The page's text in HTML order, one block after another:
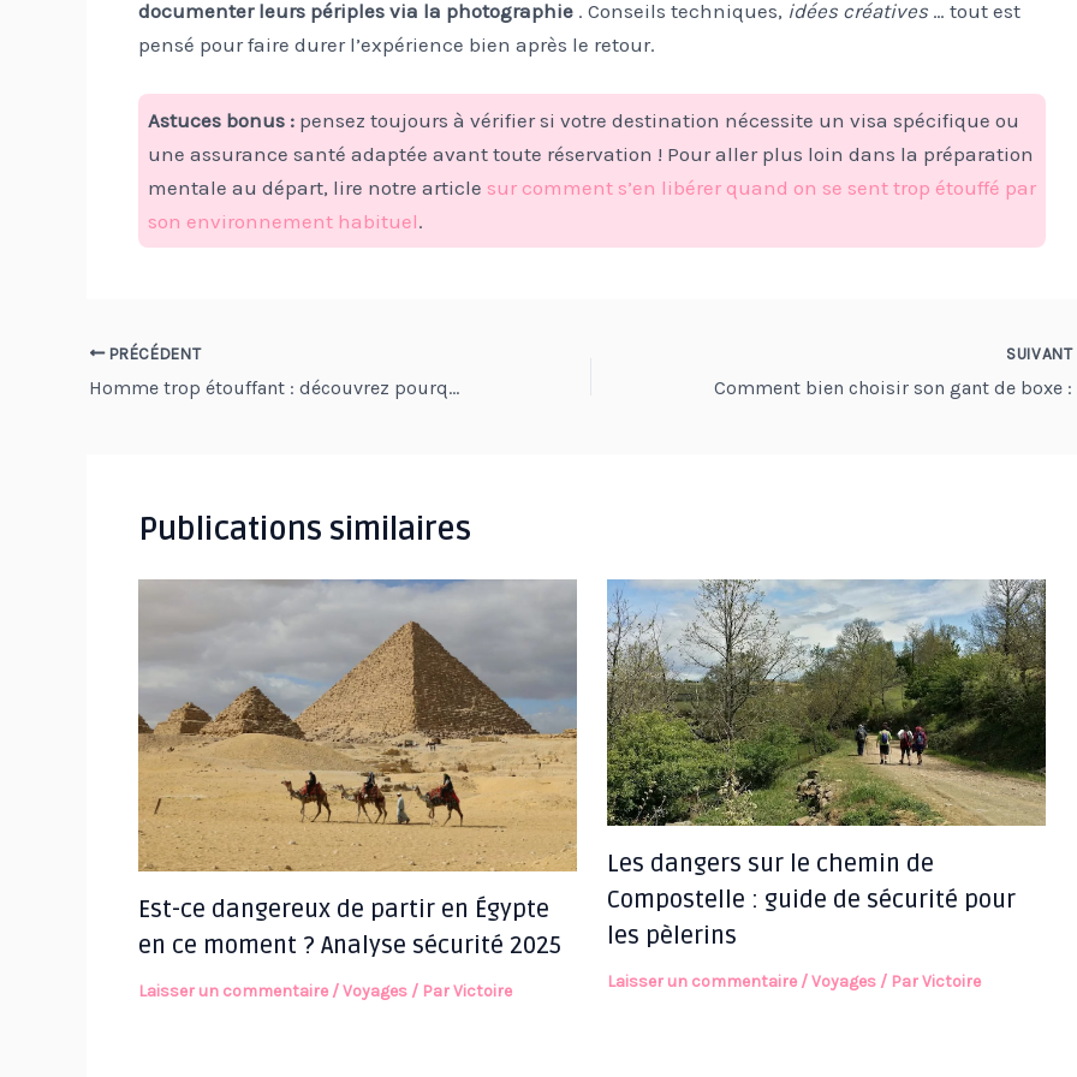
documenter leurs périples via la photographie . Conseils techniques, idées créatives … tout est
pensé pour faire durer l’expérience bien après le retour.
Astuces bonus :pensez toujours à vérifier si votre destination nécessite un visa spécifique ou
une assurance santé adaptée avant toute réservation ! Pour aller plus loin dans la préparation
mentale au départ, lire notre article sur comment s’en libérer quand on se sent trop étouffé par
son environnement habituel.
Navigation
des
PRÉCÉDENT
Homme trop étouffant : découvrez pourquoi ce comportement peut tout détruire… et comment s’en libérer
SUIVANT
Publications similaires
Est-ce dangereux de partir en Égypte
en ce moment ? Analyse sécurité 2025
Laisser un commentaire /Voyages/ ParVictoire
Les dangers sur le chemin de
Compostelle : guide de sécurité pour
les pèlerins
Laisser un commentaire /Voyages/ ParVictoire